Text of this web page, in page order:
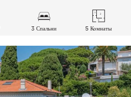
3 Спальни 5 Комнаты